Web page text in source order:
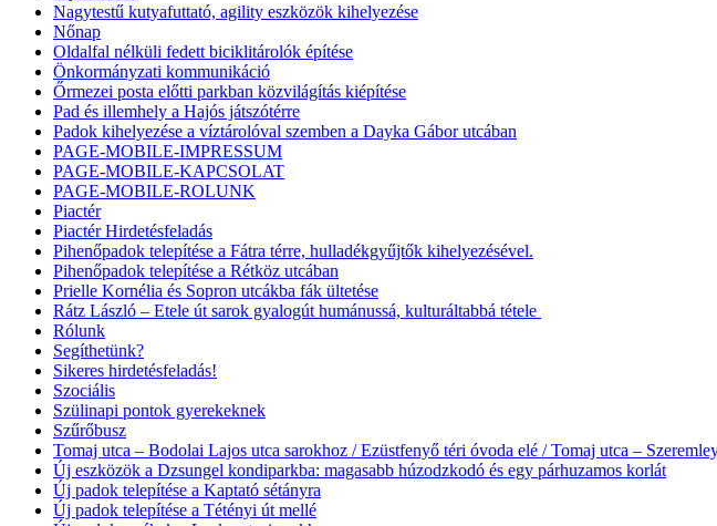
Nagytestű kutyafuttató, agility eszközök kihelyezése
Nőnap
Oldalfal nélküli fedett biciklitárolók építése
Önkormányzati kommunikáció
Őrmezei posta előtti parkban közvilágítás kiépítése
Pad és illemhely a Hajós játszótérre
Padok kihelyezése a víztárolóval szemben a Dayka Gábor utcában
PAGE-MOBILE-IMPRESSUM
PAGE-MOBILE-KAPCSOLAT
PAGE-MOBILE-ROLUNK
Piactér
Piactér Hirdetésfeladás
Pihenőpadok telepítése a Fátra térre, hulladékgyűjtők kihelyezésével.
Pihenőpadok telepítése a Rétköz utcában
Prielle Kornélia és Sopron utcákba fák ültetése
Rátz László – Etele út sarok gyalogút humánussá, kulturáltabbá tétele
Rólunk
Segíthetünk?
Sikeres hirdetésfeladás!
Szociális
Szülinapi pontok gyerekeknek
Szűrőbusz
Tomaj utca – Bodolai Lajos utca sarokhoz / Ezüstfenyő téri óvoda elé / Tomaj utca –
Új eszközök a Dzsungel kondiparkba: magasabb húzodzkodó és egy párhuzamos korlát
Új padok telepítése a Kaptató sétányra
Új padok telepítése a Tétényi út mellé